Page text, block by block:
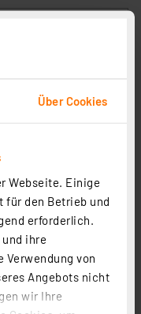
Über Cookies
Webseite. Einige
für den Betrieb und
erforderlich.
ihre
Verwendung von
Angebots nicht
wir Ihre
W, 24 V DC, 2700
m, IP65
44,95 €
Statt